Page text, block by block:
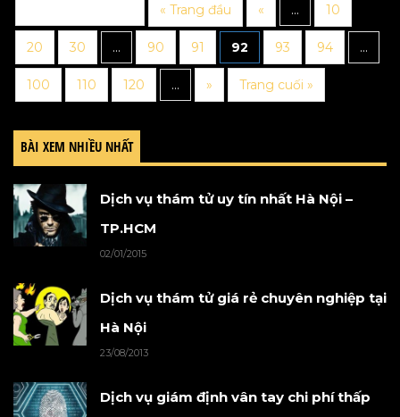
« Trang đầu « ... 10
20 30 ... 90 91 92 93 94 ...
100 110 120 ... » Trang cuối »
BÀI XEM NHIỀU NHẤT
Dịch vụ thám tử uy tín nhất Hà Nội –
TP.HCM
02/01/2015
Dịch vụ thám tử giá rẻ chuyên nghiệp tại
Hà Nội
23/08/2013
Dịch vụ giám định vân tay chi phí thấp